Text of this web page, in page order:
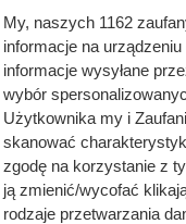
My, naszych 1162
informacje na
informacje wysyłane
wybór
Użytkownika my i
skanować
zgodę na korzystanie z
ją zmienić/wycofać
rodzaje przetwarzania